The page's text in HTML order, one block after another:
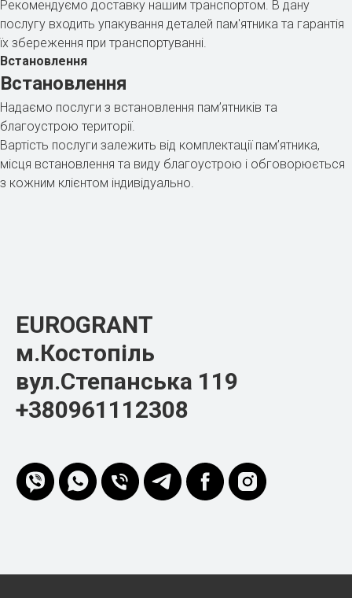
Рекомендуємо доставку нашим транспортом. В дану
послугу входить упакування деталей пам'ятника та гарантія
їх збереження при транспортуванні.
Встановлення
Встановлення
Надаємо послуги з встановлення пам’ятників та
благоустрою території.
Вартість послуги залежить від комплектації пам’ятника,
місця встановлення та виду благоустрою і обговорюється
з кожним клієнтом індивідуально.
EUROGRANT
м.Костопіль
вул.Степанська 119
+380961112308